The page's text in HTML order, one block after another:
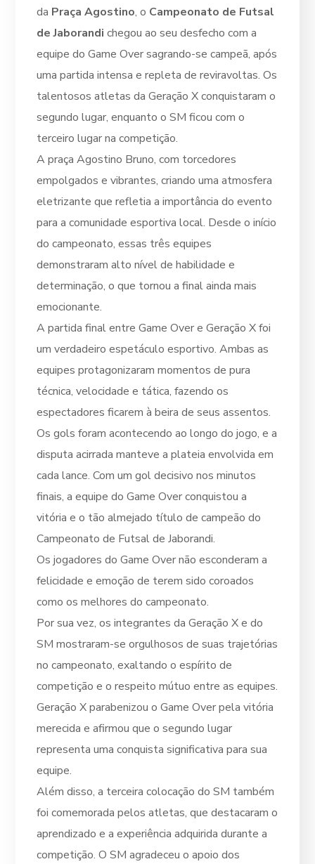
da Praça Agostino, o Campeonato de Futsal
de Jaborandi chegou ao seu desfecho com a
equipe do Game Over sagrando-se campeã, após
uma partida intensa e repleta de reviravoltas. Os
talentosos atletas da Geração X conquistaram o
segundo lugar, enquanto o SM ficou com o
terceiro lugar na competição.
A praça Agostino Bruno, com torcedores
empolgados e vibrantes, criando uma atmosfera
eletrizante que refletia a importância do evento
para a comunidade esportiva local. Desde o início
do campeonato, essas três equipes
demonstraram alto nível de habilidade e
determinação, o que tornou a final ainda mais
emocionante.
A partida final entre Game Over e Geração X foi
um verdadeiro espetáculo esportivo. Ambas as
equipes protagonizaram momentos de pura
técnica, velocidade e tática, fazendo os
espectadores ficarem à beira de seus assentos.
Os gols foram acontecendo ao longo do jogo, e a
disputa acirrada manteve a plateia envolvida em
cada lance. Com um gol decisivo nos minutos
finais, a equipe do Game Over conquistou a
vitória e o tão almejado título de campeão do
Campeonato de Futsal de Jaborandi.
Os jogadores do Game Over não esconderam a
felicidade e emoção de terem sido coroados
como os melhores do campeonato.
Por sua vez, os integrantes da Geração X e do
SM mostraram-se orgulhosos de suas trajetórias
no campeonato, exaltando o espírito de
competição e o respeito mútuo entre as equipes.
Geração X parabenizou o Game Over pela vitória
merecida e afirmou que o segundo lugar
representa uma conquista significativa para sua
equipe.
Além disso, a terceira colocação do SM também
foi comemorada pelos atletas, que destacaram o
aprendizado e a experiência adquirida durante a
competição. O SM agradeceu o apoio dos